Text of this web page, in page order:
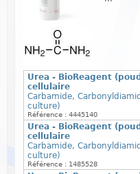
Urea - BioReagent
cellulaire
Carbamide,
culture)
Référence : 4445140
Urea - BioReagent
cellulaire
Carbamide,
culture)
Référence : 1485528